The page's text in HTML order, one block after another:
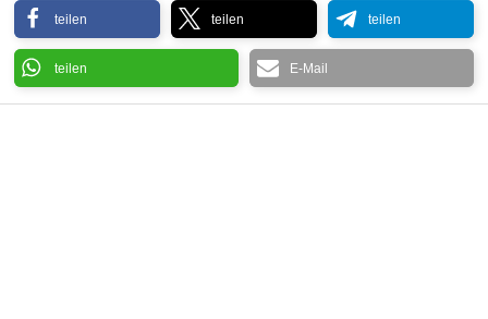
teilen teilen teilen
teilen E-Mail